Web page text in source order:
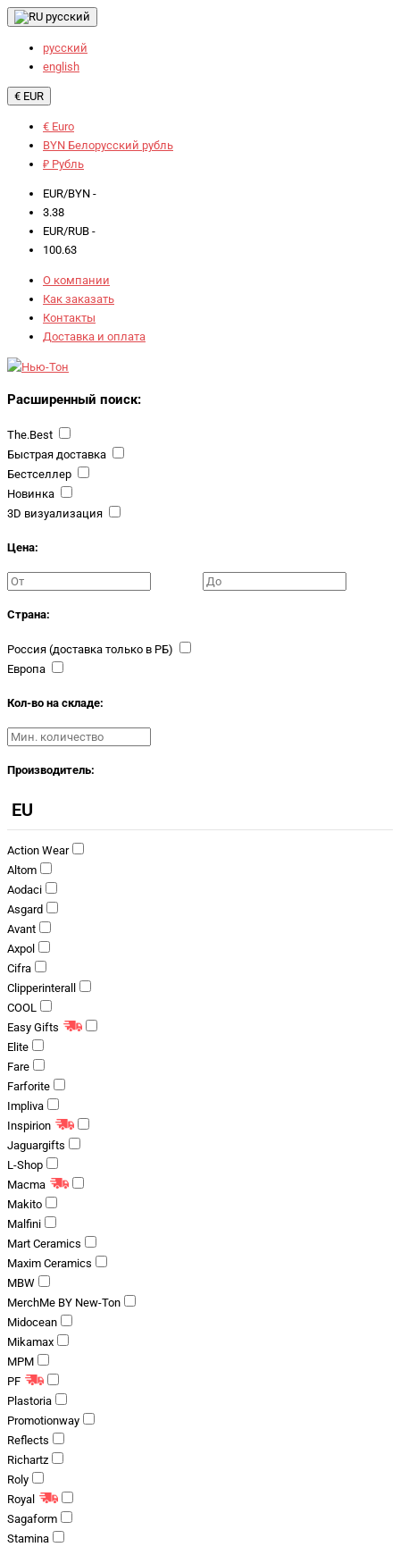
русский
русский
english
€ EUR
€ Euro
BYN Белорусский рубль
₽ Рубль
EUR/BYN -
3.38
EUR/RUB -
100.63
О компании
Как заказать
Контакты
Доставка и оплата
Расширенный поиск:
The.Best
Быстрая доставка
Бестселлер
Новинка
3D визуализация
Цена:
Страна:
Россия (доставка только в РБ)
Европа
Кол-во на складе:
Производитель:
EU
Action Wear
Altom
Aodaci
Asgard
Avant
Axpol
Cifra
Clipperinterall
COOL
Easy Gifts
Elite
Fare
Farforite
Impliva
Inspirion
Jaguargifts
L-Shop
Macma
Makito
Malfini
Mart Ceramics
Maxim Ceramics
MBW
MerchMe BY New-Ton
Midocean
Mikamax
MPM
PF
Plastoria
Promotionway
Reflects
Richartz
Roly
Royal
Sagaform
Stamina